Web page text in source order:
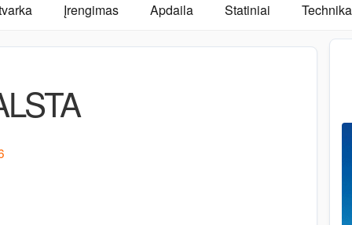
Įrengimas Apdaila Statiniai